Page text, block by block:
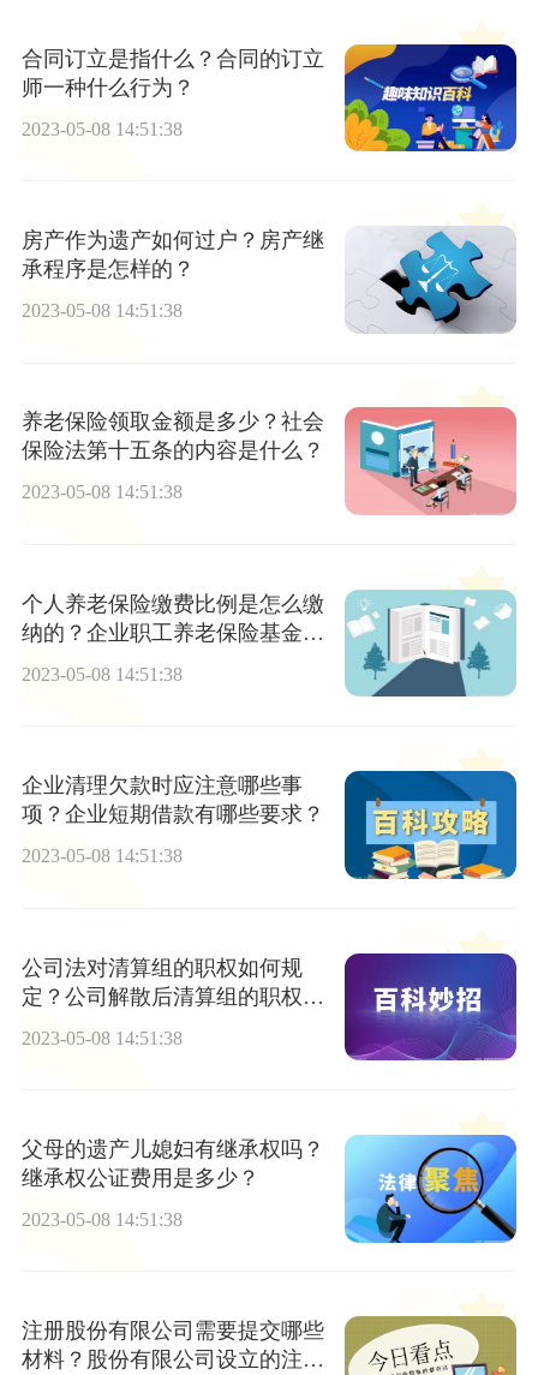
合同订立是指什么？合同的订立
师一种什么行为？
2023-05-08 14:51:38
房产作为遗产如何过户？房产继
承程序是怎样的？
2023-05-08 14:51:38
养老保险领取金额是多少？社会
保险法第十五条的内容是什么？
2023-05-08 14:51:38
个人养老保险缴费比例是怎么缴
纳的？企业职工养老保险基金管
2023-05-08 14:51:38
企业清理欠款时应注意哪些事
项？企业短期借款有哪些要求？
2023-05-08 14:51:38
公司法对清算组的职权如何规
定？公司解散后清算组的职权有
2023-05-08 14:51:38
父母的遗产儿媳妇有继承权吗？
继承权公证费用是多少？
2023-05-08 14:51:38
注册股份有限公司需要提交哪些
材料？股份有限公司设立的注册